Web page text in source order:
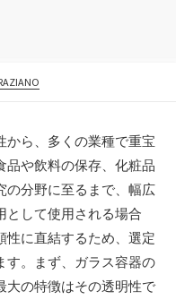
から、多くの業種で重宝
品や飲料の保存、化粧品
の分野に至るまで、幅広
として使用される場合
性に直結するため、選定
す。まず、ガラス容器の
大の特徴はその透明性で